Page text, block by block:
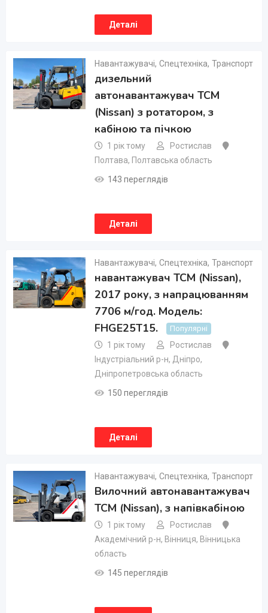
Деталі
Навантажувачі, Спецтехніка, Транспорт
дизельний
автонавантажувач TCM
(Nissan) з ротатором, з
кабiною та пічкою
1 рік тому
Ростислав
Полтава, Полтавська область
143 переглядів
Деталі
Навантажувачі, Спецтехніка, Транспорт
навантажувач TCM (Nissan),
2017 року, з напрацюванням
7706 м/год. Модель:
FHGE25T15.
Популярні
1 рік тому
Ростислав
Індустріальний р-н, Дніпро,
Дніпропетровська область
150 переглядів
Деталі
Навантажувачі, Спецтехніка, Транспорт
Вилочний автонавантажувач
TCM (Nissan), з напівкабіною
1 рік тому
Ростислав
Академічний р-н, Вінниця, Вінницька
область
145 переглядів